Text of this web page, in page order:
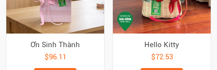
Ơn Sinh Thành
$96.11
Hello Kitty
$72.53